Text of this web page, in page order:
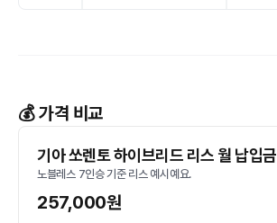
💰 가격 비교
기아 쏘렌토 하이브리드 리스 월 납입금
노블레스 7인승 기준 리스 예시예요.
257,000원